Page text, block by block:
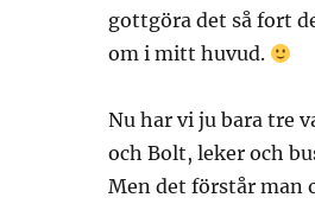
gottgöra det så fort
om i mitt huvud.
Nu har vi ju bara tre
och Bolt, leker och
Men det förstår man